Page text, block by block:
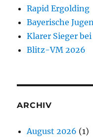
Rapid Ergolding
Bayerische
Klarer Sieger
Blitz-VM 2026
ARCHIV
August 2026 (1)